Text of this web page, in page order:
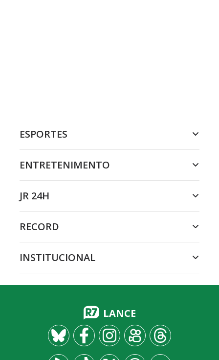
ESPORTES
ENTRETENIMENTO
JR 24H
RECORD
INSTITUCIONAL
LANCE